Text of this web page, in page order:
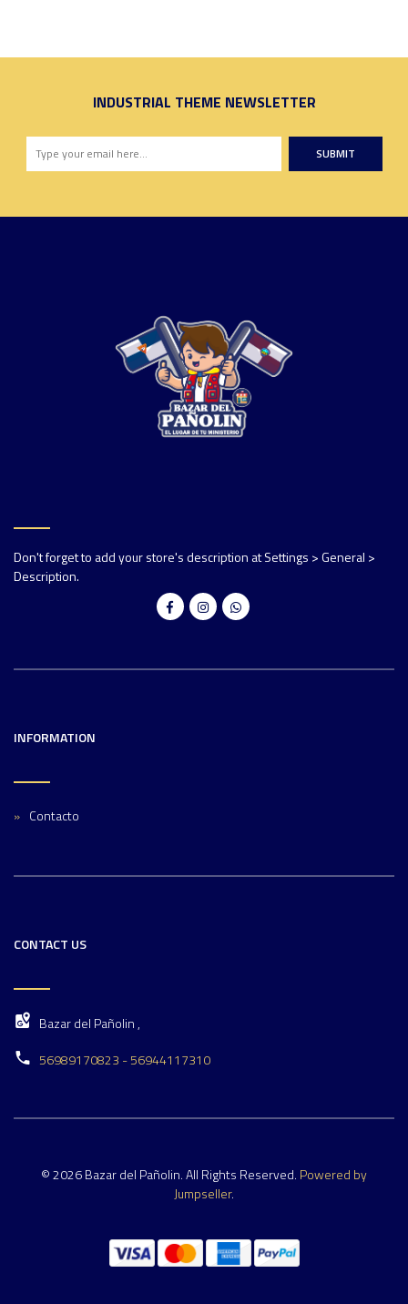
INDUSTRIAL THEME NEWSLETTER
SUBMIT
Don't forget to add your store's description at Settings > General >
Description.
INFORMATION
Contacto
CONTACT US
Bazar del Pañolin ,
56989170823 - 56944117310
© 2026 Bazar del Pañolin. All Rights Reserved. Powered by
Jumpseller.